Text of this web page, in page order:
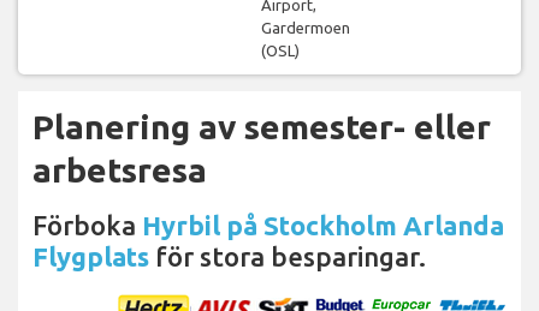
Airport,
Gardermoen
(OSL)
Planering av semester- eller
arbetsresa
Förboka Hyrbil på Stockholm Arlanda
Flygplats för stora besparingar.